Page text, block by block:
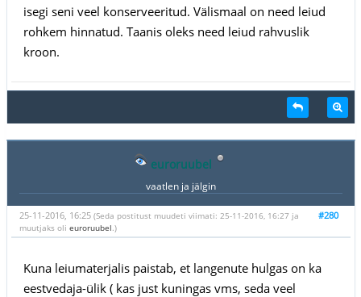
isegi seni veel konserveeritud. Välismaal on need leiud
rohkem hinnatud. Taanis oleks need leiud rahvuslik
kroon.
euroruubel
vaatlen ja jälgin
#280
25-11-2016, 16:25 (Seda postitust muudeti viimati: 25-11-2016, 16:27 ja
muutjaks oli euroruubel .)
Kuna leiumaterjalis paistab, et langenute hulgas on ka
eestvedaja-ülik ( kas just kuningas vms, seda veel